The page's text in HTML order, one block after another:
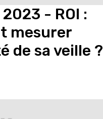
- ROI :
mesurer
de sa veille ?